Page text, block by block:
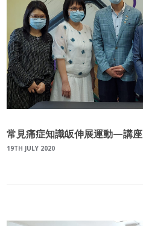
常見痛症知識皈伸展運動—講座
19TH JULY 2020